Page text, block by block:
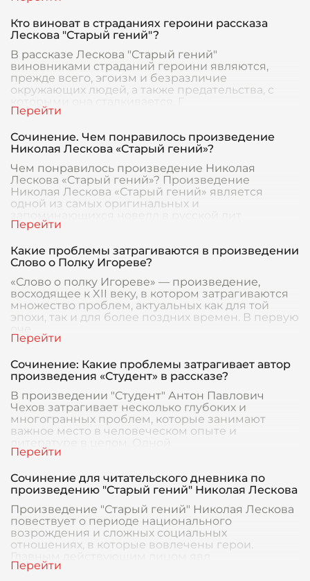
Кто виноват в страданиях героини рассказа
Лескова "Старый гений"?
В рассказе Лескова "Старый гений"
виновниками страданий героини являются,
прежде всего, эгоизм и безразличие
окружающих людей, а также предательства, с
которыми она сталкивается. Г
Сочинение. Чем понравилось произведение
Николая Лескова «Старый гений»?
Чем понравилось произведение Николая
Лескова «Старый гений»? Произведение
Николая Лескова «Старый гений» является
одной из самых оригинальных и
Какие проблемы затрагиваются в произведении
Слово о Полку Игореве?
«Слово о полку Игореве» — произведение,
восходящее к XII веку, в котором затрагиваются
множество проблем, актуальных как для той
эпохи, так и для более поздних времен. В первую
Сочинение: Какие проблемы затрагивает автор
произведения «Студент» в рассказе?
В произведении "Студент" Антон Павлович
Чехов затрагивает несколько глубоких и
многогранных проблем, которые занимают
важное место в человеческом опыте и
литературе в целом. Одной
Сочинение для читательского дневника по
произведению "Старый гений" Николая Лескова
Произведение "Старый гений" Николая Лескова
повествует о периоде национального
возрождения и сложных социальных
отношениях, в которые вовлечены герои.
Главным действующим лицом явл